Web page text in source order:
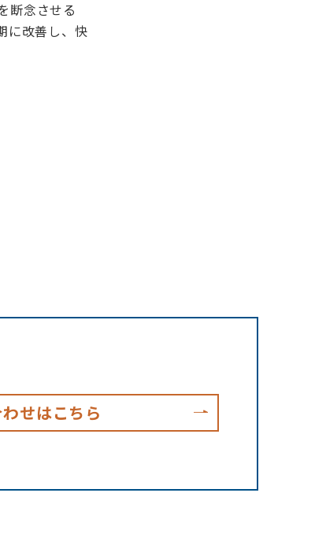
断念させる
に改善し、快
せはこちら